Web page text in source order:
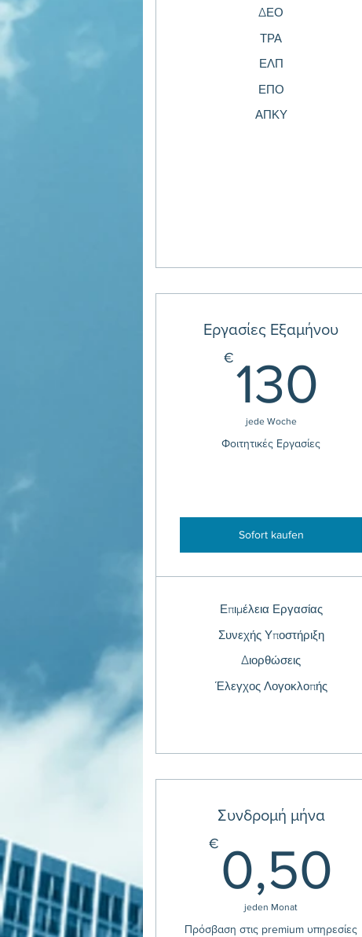
ΔΕΟ
ΤΡΑ
ΕΛΠ
ΕΠΟ
ΑΠΚΥ
Εργασίες Εξαμήνου
€ 130
jede Woche
Φοιτητικές Εργασίες
Sofort kaufen
Επιμέλεια Εργασίας
Συνεχής Υποστήριξη
Διορθώσεις
Έλεγχος Λογοκλοπής
Συνδρομή μήνα
€ 0,50
jeden Monat
Πρόσβαση στις premium υπηρεσίες